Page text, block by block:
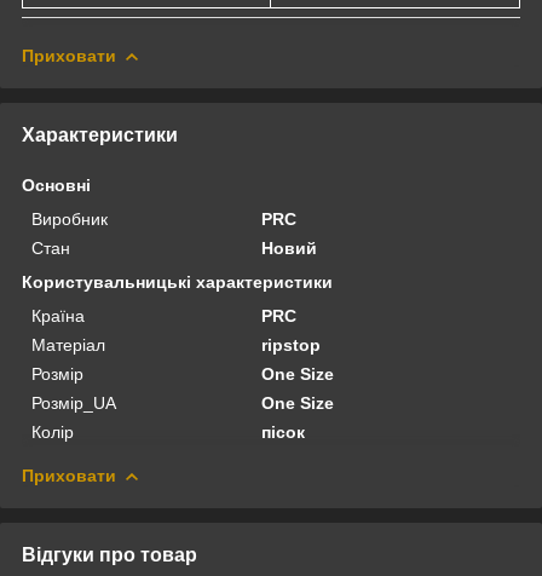
Приховати
Характеристики
Основні
Виробник
PRC
Стан
Новий
Користувальницькі характеристики
Країна
PRC
Матеріал
ripstop
Розмір
One Size
Розмір_UA
One Size
Колір
пісок
Приховати
Відгуки про товар